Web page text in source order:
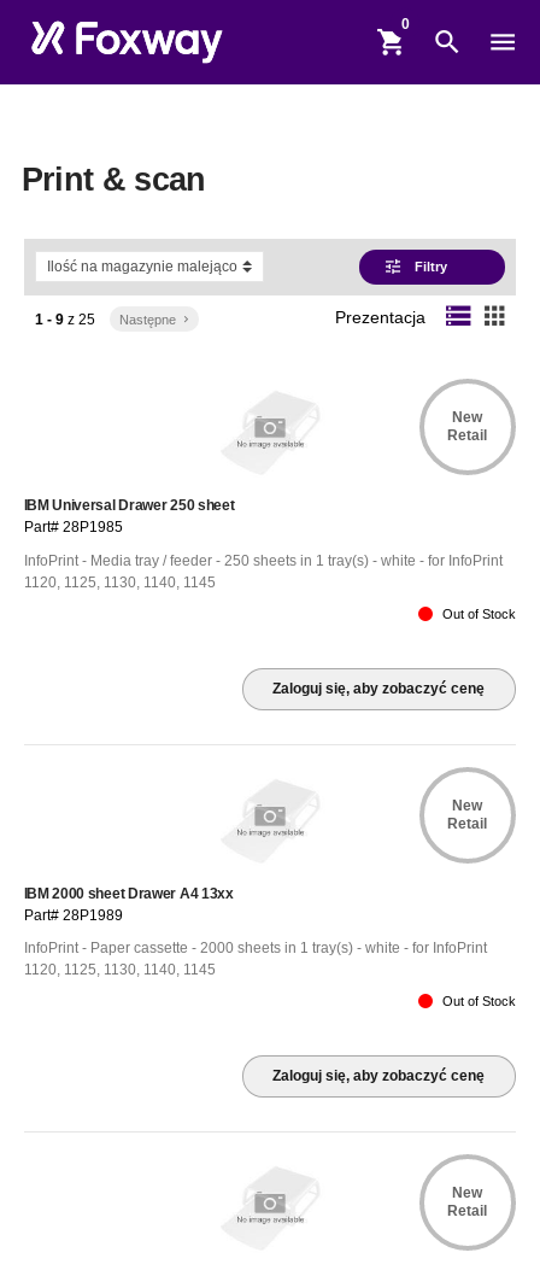
shopping_cart search menu
Print & scan
tune Filtry
1 - 9z 25 Następne keyboard_arrow_right Prezentacja storage apps
New
Retail
IBM Universal Drawer 250 sheet
Part# 28P1985
InfoPrint - Media tray / feeder - 250 sheets in 1 tray(s) - white - for InfoPrint
1120, 1125, 1130, 1140, 1145
Out of Stock
Zaloguj się, aby zobaczyć cenę
New
Retail
IBM 2000 sheet Drawer A4 13xx
Part# 28P1989
InfoPrint - Paper cassette - 2000 sheets in 1 tray(s) - white - for InfoPrint
1120, 1125, 1130, 1140, 1145
Out of Stock
Zaloguj się, aby zobaczyć cenę
New
Retail